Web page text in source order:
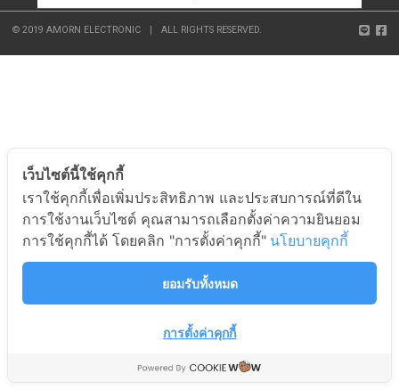
© 2019 AMORN ELECTRONIC ALL RIGHTS RESERVED.
เว็บไซต์นี้ใช้คุกกี้
เราใช้คุกกี้เพื่อเพิ่มประสิทธิภาพ และประสบการณ์ที่ดีใน
การใช้งานเว็บไซต์ คุณสามารถเลือกตั้งค่าความยินยอม
การใช้คุกกี้ได้ โดยคลิก "การตั้งค่าคุกกี้" นโยบายคุกกี้
ยอมรับทั้งหมด
การตั้งค่าคุกกี้